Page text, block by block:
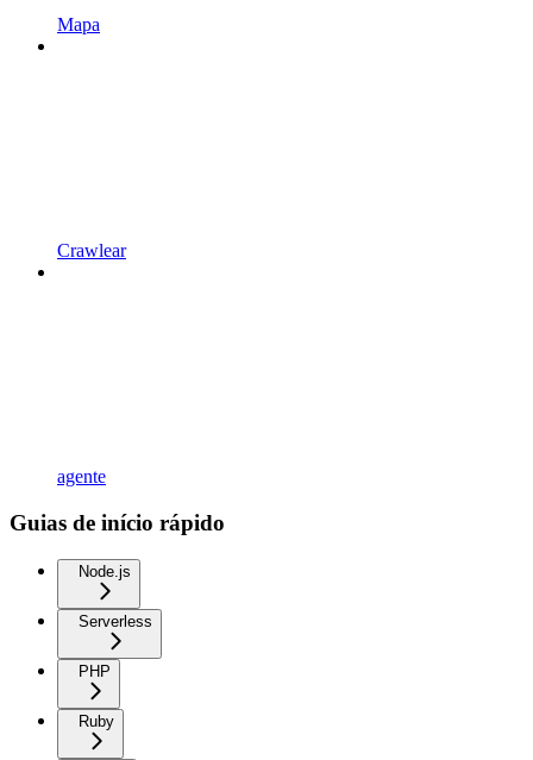
Mapa
Crawlear
agente
Guias de início rápido
Node.js
Serverless
PHP
Ruby